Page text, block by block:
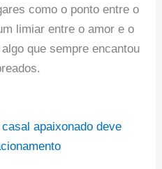
como o ponto entre o
limiar entre o amor e o
que sempre encantou
apaixonado deve